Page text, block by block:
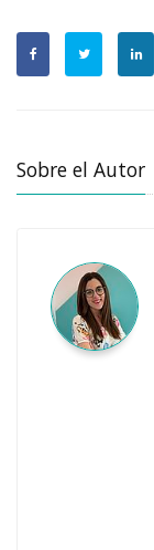
Sobre el Autor